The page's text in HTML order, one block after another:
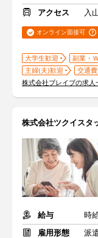
アクセス
入
オンライン面接可
大学生歓迎 副業・
主婦(夫)歓迎
交通
株式会社ブレイブの求人
株式会社ツクイス
給与
時
雇用形態
派